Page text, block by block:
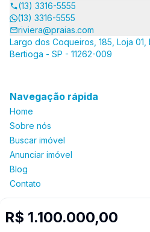
R$ 1.100.000,00
(13) 3316-5555
(13) 3316-5555
riviera@praias.com
Largo dos Coqueiros, 185, Loja
Bertioga - SP - 11262-009
Navegação rápida
Home
Sobre nós
Buscar imóvel
Anunciar imóvel
Blog
Contato